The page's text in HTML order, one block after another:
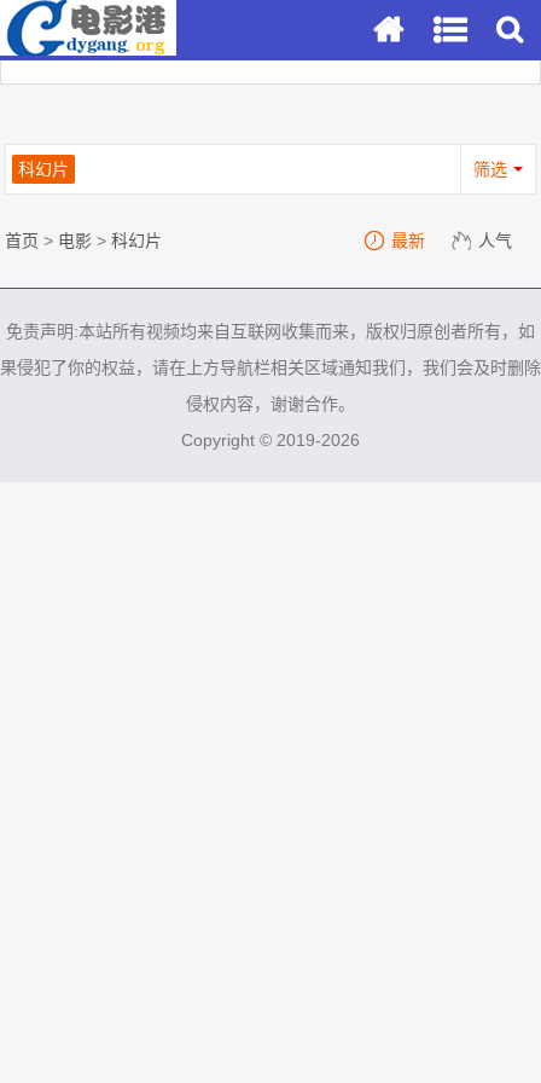
科幻片 筛选
首页 > 电影 >科幻片 最新 人气
免责声明:本站所有视频均来自互联网收集而来，版权归原创者所有，如
果侵犯了你的权益，请在上方导航栏相关区域通知我们，我们会及时删除
侵权内容，谢谢合作。
Copyright © 2019-2026